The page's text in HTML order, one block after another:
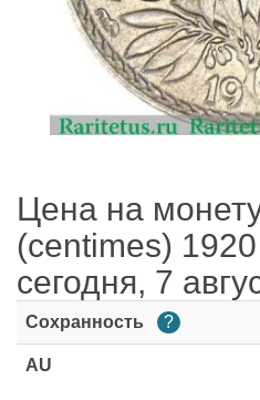
Цена на
(centimes)
сегодня, 7
Сохранность ?
AU